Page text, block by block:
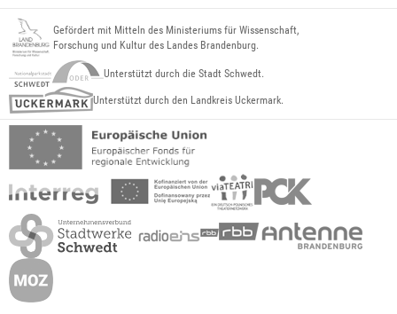
Gefördert mit Mitteln des Ministeriums für Wissenschaft,
Forschung und Kultur des Landes Brandenburg.
Unterstützt durch die Stadt Schwedt.
Unterstützt durch den Landkreis Uckermark.